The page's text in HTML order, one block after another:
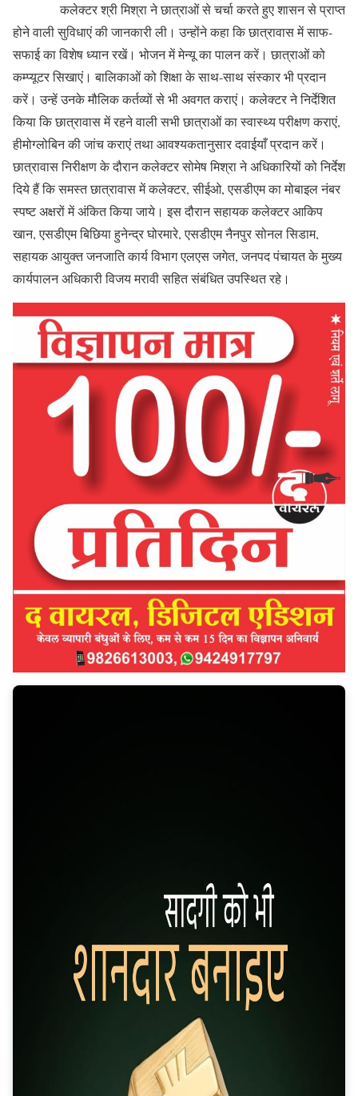
कलेक्टर श्री मिश्रा ने छात्राओं से चर्चा करते हुए शासन से प्राप्त
होने वाली सुविधाएं की जानकारी ली। उन्होंने कहा कि छात्रावास में साफ-
सफाई का विशेष ध्यान रखें। भोजन में मेन्यू का पालन करें। छात्राओं को
कम्प्यूटर सिखाएं। बालिकाओं को शिक्षा के साथ-साथ संस्कार भी प्रदान
करें। उन्हें उनके मौलिक कर्तव्यों से भी अवगत कराएं। कलेक्टर ने निर्देशित
किया कि छात्रावास में रहने वाली सभी छात्राओं का स्वास्थ्य परीक्षण कराएं,
हीमोग्लोबिन की जांच कराएं तथा आवश्यकतानुसार दवाईयाँ प्रदान करें।
छात्रावास निरीक्षण के दौरान कलेक्टर सोमेष मिश्रा ने अधिकारियों को निर्देश
दिये हैं कि समस्त छात्रावास में कलेक्टर, सीईओ, एसडीएम का मोबाइल नंबर
स्पष्ट अक्षरों में अंकित किया जाये। इस दौरान सहायक कलेक्टर आकिप
खान, एसडीएम बिछिया हुनेन्द्र घोरमारे, एसडीएम नैनपुर सोनल सिडाम,
सहायक आयुक्त जनजाति कार्य विभाग एलएस जगेत, जनपद पंचायत के मुख्य
कार्यपालन अधिकारी विजय मरावी सहित संबंधित उपस्थित रहे।